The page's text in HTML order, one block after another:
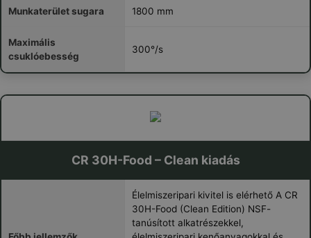
Munkaterület sugara 1800 mm
Maximális
csuklóebesség
300°/s
CR 30H-Food – Clean kiadás
Élelmiszeripari kivitel is elérhető A CR
30H-Food (Clean Edition) NSF-
tanúsított alkatrészekkel,